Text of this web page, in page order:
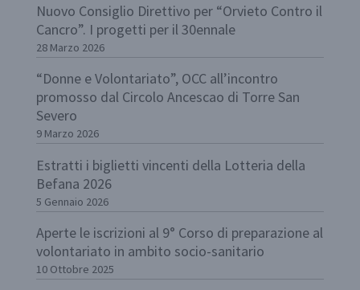
Nuovo Consiglio Direttivo per “Orvieto Contro il
Cancro”. I progetti per il 30ennale
28 Marzo 2026
“Donne e Volontariato”, OCC all’incontro
promosso dal Circolo Ancescao di Torre San
Severo
9 Marzo 2026
Estratti i biglietti vincenti della Lotteria della
Befana 2026
5 Gennaio 2026
Aperte le iscrizioni al 9° Corso di preparazione al
volontariato in ambito socio-sanitario
10 Ottobre 2025